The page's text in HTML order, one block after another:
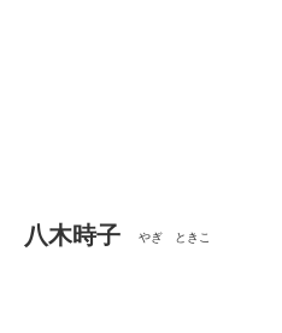
八木時子 やぎ ときこ